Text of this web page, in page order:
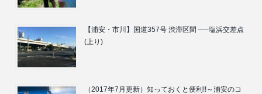
【浦安・市川】国道357号 渋滞区間 ──塩浜交差点
(上り)
（2017年7月更新）知っておくと便利!!～浦安のコ